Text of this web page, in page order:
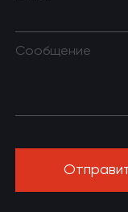
Сообщение